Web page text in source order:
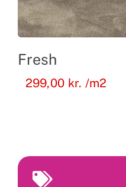
Fresh
299,00 kr. /m2